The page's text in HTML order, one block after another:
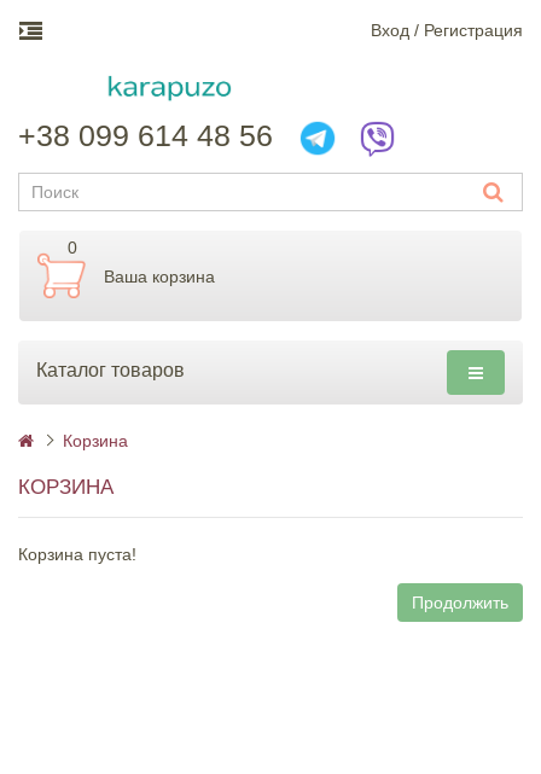
Вход / Регистрация
+38 099 614 48 56
0
Ваша корзина
Каталог товаров
Корзина
КОРЗИНА
Корзина пуста!
Продолжить